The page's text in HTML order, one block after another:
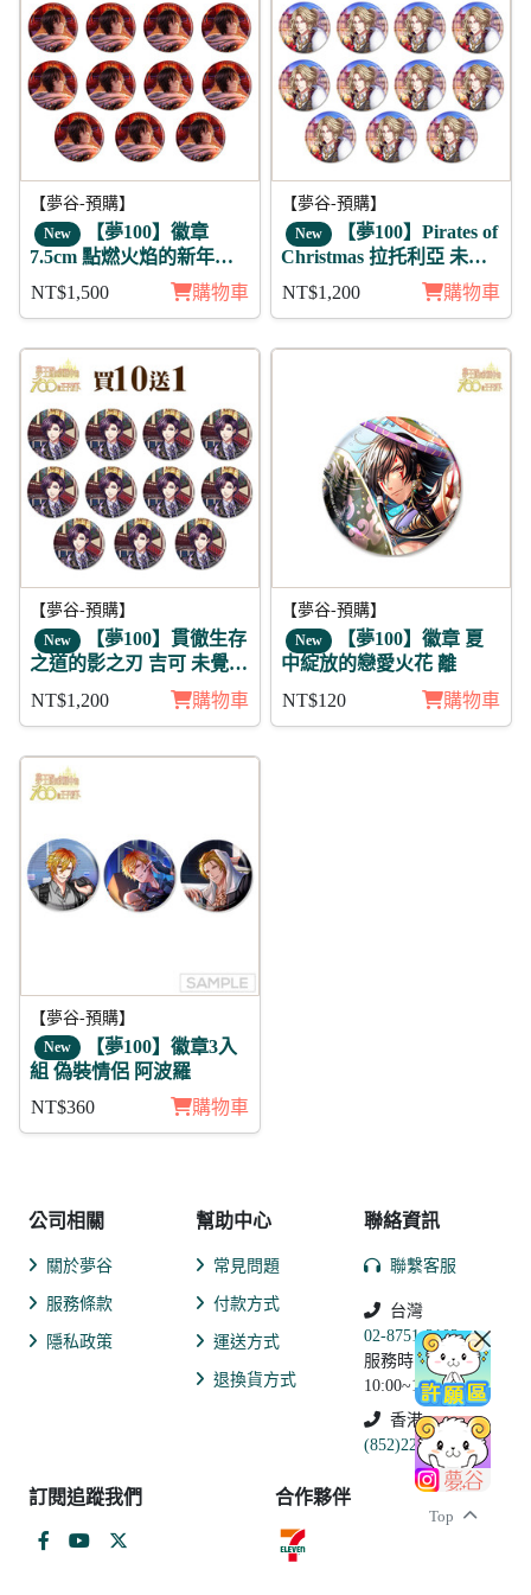
Top
【夢谷-預購】
New 【夢100】徽章
7.5cm 點燃火焰的新年參
拜 那由多 11入
NT$1,500 購物車
【夢谷-預購】
New 【夢100】Pirates of
Christmas 拉托利亞 未覺
徽章11入組
NT$1,200 購物車
【夢谷-預購】
New 【夢100】貫徹生存
之道的影之刃 吉可 未覺
NT$1,200 購物車
【夢谷-預購】
New 【夢100】徽章 夏
中綻放的戀愛火花 離
NT$120
購物車
【夢谷-預購】
New 【夢100】徽章3入
組 偽裝情侶 阿波羅
NT$360
購物車
公司相關
關於夢谷
服務條款
隱私政策
幫助中心
常見問題
付款方式
運送方式
退換貨方式
聯絡資訊
聯繫客服
台灣
02-8751-2102
服務時間:
10:00~19:00
香港
(852)2250-9311
訂閱追蹤我們 合作夥伴